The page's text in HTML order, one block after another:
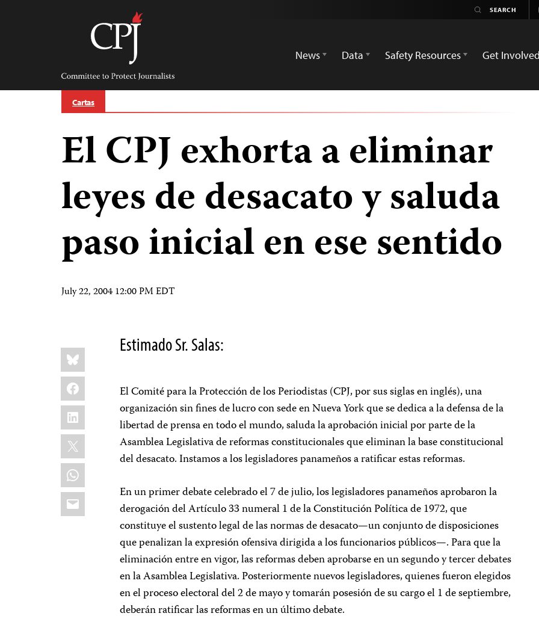
Committee
Protect
Journalists
News
Data Safety Resources Get Involved
Cartas
El CPJ exhorta a eliminar
leyes de desacato y saluda
paso inicial en ese sentido
July 22, 2004 12:00 PM EDT
Share
this:
Bluesky
Facebook
LinkedIn
X
WhatsApp
Email
Estimado Sr. Salas:
El Comité para la Protección de los Periodistas (CPJ, por sus siglas en inglés), una
organización sin fines de lucro con sede en Nueva York que se dedica a la defensa de la
libertad de prensa en todo el mundo, saluda la aprobación inicial por parte de la
Asamblea Legislativa de reformas constitucionales que eliminan la base constitucional
del desacato. Instamos a los legisladores panameños a ratificar estas reformas.
En un primer debate celebrado el 7 de julio, los legisladores panameños aprobaron la
derogación del Artículo 33 numeral 1 de la Constitución Política de 1972, que
constituye el sustento legal de las normas de desacato—un conjunto de disposiciones
que penalizan la expresión ofensiva dirigida a los funcionarios públicos—. Para que la
eliminación entre en vigor, las reformas deben aprobarse en un segundo y tercer debates
en la Asamblea Legislativa. Posteriormente nuevos legisladores, quienes fueron elegidos
en el proceso electoral del 2 de mayo y tomarán posesión de su cargo el 1 de septiembre,
deberán ratificar las reformas en un último debate.